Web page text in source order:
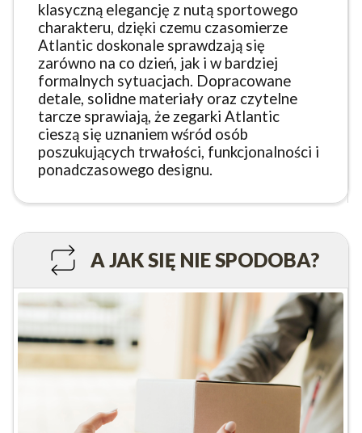
klasyczną elegancję z nutą sportowego
charakteru, dzięki czemu czasomierze
Atlantic doskonale sprawdzają się
zarówno na co dzień, jak i w bardziej
formalnych sytuacjach. Dopracowane
detale, solidne materiały oraz czytelne
tarcze sprawiają, że zegarki Atlantic
cieszą się uznaniem wśród osób
poszukujących trwałości, funkcjonalności i
ponadczasowego designu.
A JAK SIĘ NIE SPODOBA?